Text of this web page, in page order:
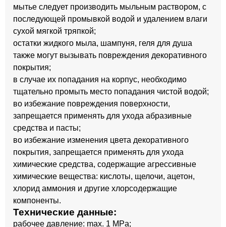
мытье следует производить мыльным раствором, с
последующей промывкой водой и удалением влаги
сухой мягкой тряпкой;
остатки жидкого мыла, шампуня, геля для душа
также могут вызывать повреждения декоративного
покрытия;
в случае их попадания на корпус, необходимо
тщательно промыть место попадания чистой водой;
во избежание повреждения поверхности,
запрещается применять для ухода абразивные
средства и пасты;
во избежание изменения цвета декоративного
покрытия, запрещается применять для ухода
химические средства, содержащие агрессивные
химические вещества: кислоты, щелочи, ацетон,
хлорид аммония и другие хлорсодержащие
компоненты.
Технические данные:
рабочее давление: max. 1 MPa;